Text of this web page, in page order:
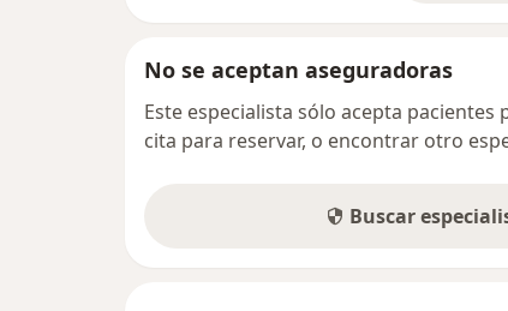
No se aceptan aseguradoras
Este especialista sólo acepta
cita para reservar, o encontrar otro
Buscar